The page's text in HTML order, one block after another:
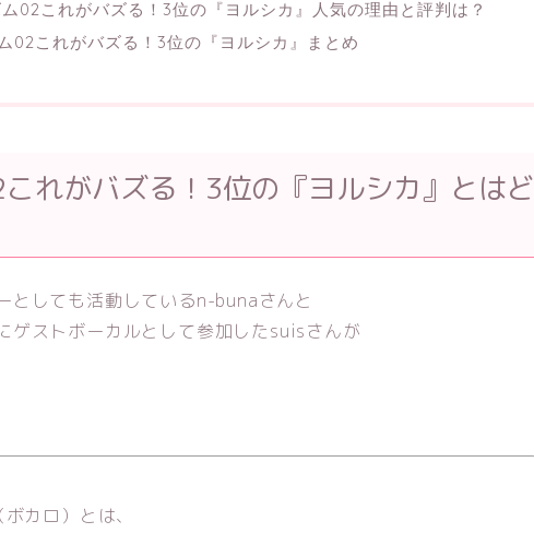
02これがバズる！3位の『ヨルシカ』人気の理由と評判は？
02これがバズる！3位の『ヨルシカ』まとめ
れがバズる！3位の『ヨルシカ』とはど
としても活動しているn-bunaさんと
ゲストボーカルとして参加したsuisさんが
カロ）とは、